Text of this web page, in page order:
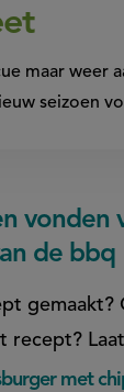
maar weer
seizoen
vonden
de bbq
gemaakt?
recept?
met